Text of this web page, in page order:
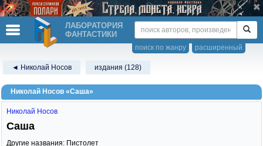
ЛАБОРАТОРИЯ
ФАНТАСТИКИ
расширенный
поиск по жанру
◄ Николай Носов издания (128)
Николай Носов «Саша»
Николай Носов
Саша
Другие названия: Пистолет